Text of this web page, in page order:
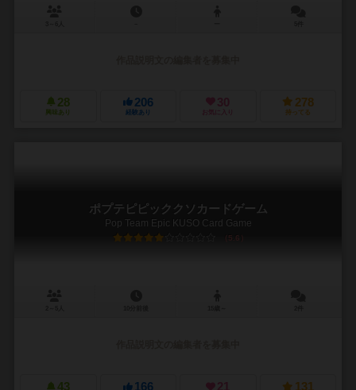
28
興味あり
206
経験あり
30
お気に入り
278
持ってる
ポプテピピッククソカードゲーム
Pop Team Epic KUSO Card Game
5.6
43 166 21 131